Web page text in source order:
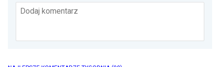
Dodaj komentarz